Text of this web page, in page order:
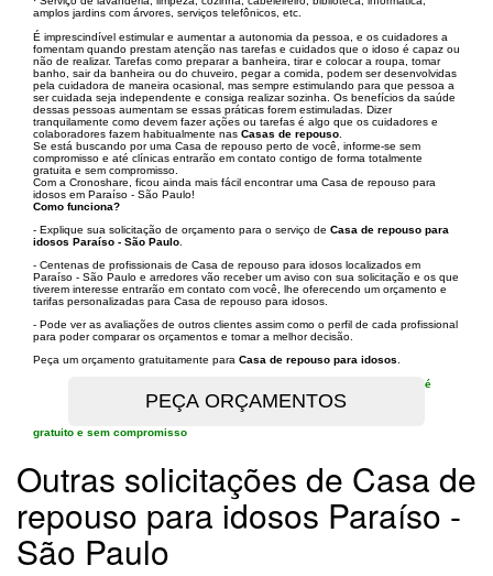
amplos jardins com árvores, serviços telefônicos, etc.
É imprescindível estimular e aumentar a autonomia da pessoa, e os cuidadores a
fomentam quando prestam atenção nas tarefas e cuidados que o idoso é capaz ou
não de realizar. Tarefas como preparar a banheira, tirar e colocar a roupa, tomar
banho, sair da banheira ou do chuveiro, pegar a comida, podem ser desenvolvidas
pela cuidadora de maneira ocasional, mas sempre estimulando para que pessoa a
ser cuidada seja independente e consiga realizar sozinha. Os benefícios da saúde
dessas pessoas aumentam se essas práticas forem estimuladas. Dizer
tranquilamente como devem fazer ações ou tarefas é algo que os cuidadores e
colaboradores fazem habitualmente nas Casas de repouso
Se está buscando por uma Casa de repouso perto de você, informe-se sem
compromisso e até clínicas entrarão em contato contigo de forma totalmente
gratuita e sem compromisso.
Com a Cronoshare, ficou ainda mais fácil encontrar uma Casa de repouso para
idosos em Paraíso - São Paulo!
Como funciona?
- Explique sua solicitação de orçamento para o serviço de Casa de repouso para
idosos Paraíso - São Paulo
- Centenas de profissionais de Casa de repouso para idosos localizados em
Paraíso - São Paulo e arredores vão receber um aviso con sua solicitação e os que
tiverem interesse entrarão em contato com você, lhe oferecendo um orçamento e
tarifas personalizadas para Casa de repouso para idosos.
- Pode ver as avaliações de outros clientes assim como o perfil de cada profissional
para poder comparar os orçamentos e tomar a melhor decisão.
Peça um orçamento gratuitamente para Casa de repouso para idosos
é
gratuito e sem compromisso
Outras solicitações de Casa de
repouso para idosos Paraíso -
São Paulo